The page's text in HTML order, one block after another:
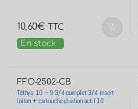
10,60€ TTC
En stock
FFO-2502-CB
Téthys 10 – 9-3/4 complet 3/4 insert
laiton + cartouche charbon actif 10